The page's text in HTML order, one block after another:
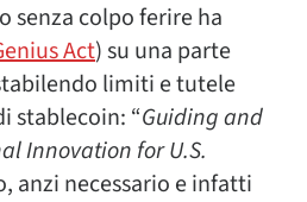
senza colpo ferire ha
Act) su una parte
limiti e tutele
stablecoin: “Guiding and
Innovation for U.S.
anzi necessario e infatti